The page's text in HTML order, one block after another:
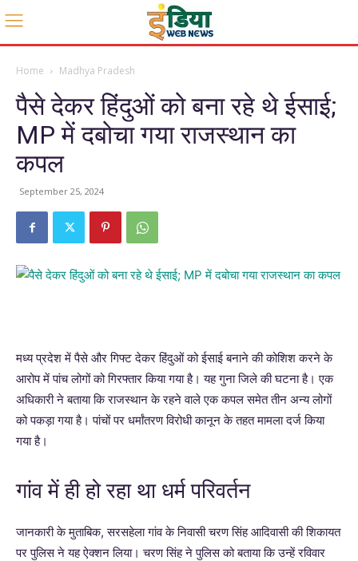
Home Madhya Pradesh
पैसे देकर हिंदुओं को बना रहे थे ईसाई;
MP में दबोचा गया राजस्थान का
कपल
September 25, 2024
मध्य प्रदेश में पैसे और गिफ्ट देकर हिंदुओं को ईसाई बनाने की कोशिश करने के
आरोप में पांच लोगों को गिरफ्तार किया गया है। यह गुना जिले की घटना है। एक
अधिकारी ने बताया कि राजस्थान के रहने वाले एक कपल समेत तीन अन्य लोगों
को पकड़ा गया है। पांचों पर धर्मांतरण विरोधी कानून के तहत मामला दर्ज किया
गया है।
गांव में ही हो रहा था धर्म परिवर्तन
जानकारी के मुताबिक, सरसहेला गांव के निवासी चरण सिंह आदिवासी की शिकायत
पर पुलिस ने यह ऐक्शन लिया। चरण सिंह ने पुलिस को बताया कि उन्हें रविवार